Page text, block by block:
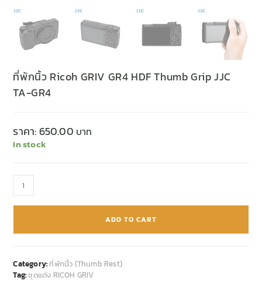
ที่พักนิ้ว Ricoh GRIV GR4 HDF Thumb Grip JJC
TA-GR4
ราคา:650.00
In stock
ADD TO CART
Category: ที่พักนิ้ว (Thumb Rest)
Tag:ชุดแต่ง RICOH GRIV